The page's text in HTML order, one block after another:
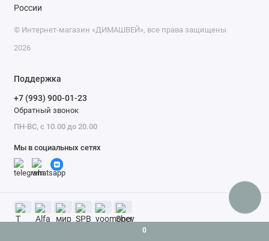
0
© Интернет-магазин «ДИМАШВЕЙ», все права защищены
2026
Поддержка
+7 (993) 900-01-23
Обратный звонок
ПН-ВС, с 10.00 до 20.00
Мы в социальных сетях